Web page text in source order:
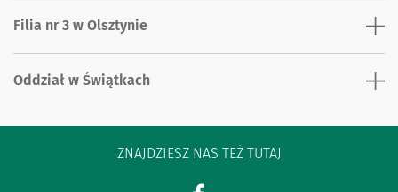
Filia nr 3 w Olsztynie
Oddział w Świątkach
ZNAJDZIESZ NAS TEŻ TUTAJ